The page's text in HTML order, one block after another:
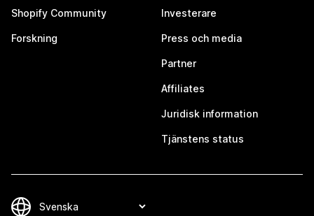
Shopify Community
Forskning
Investerare
Press och media
Partner
Affiliates
Juridisk information
Tjänstens status